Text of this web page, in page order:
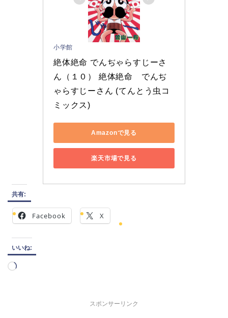
小学館
絶体絶命 でんぢゃらすじーさ
ん（１０） 絶体絶命　でんぢ
ゃらすじーさん (てんとう虫コ
ミックス)
Amazonで見る
楽天市場で見る
共有:
Facebook X
いいね:
読
スポンサーリンク